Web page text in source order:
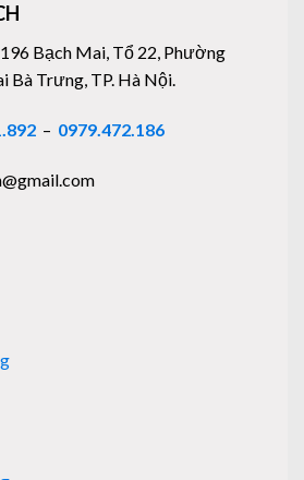
Bạch Mai, Tổ 22, Phường
Bà Trưng, TP. Hà Nội.
– 0979.472.186